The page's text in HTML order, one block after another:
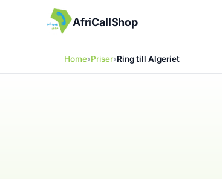
AfriCallShop
Home Priser Ring till Algeriet